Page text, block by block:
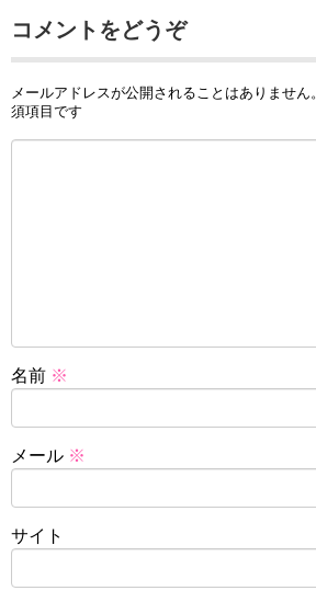
コメントをどうぞ
メールアドレスが公開されることはありません。
須項目です
名前 ※
メール ※
サイト